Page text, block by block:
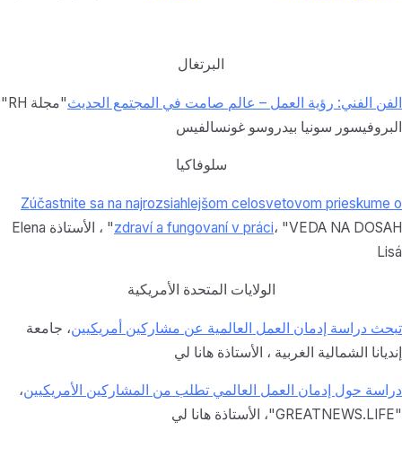
البرتغال
الفن الفني: رؤية العمل – عالم صامت في المجتمع الحديث
"مجلة RH"
البروفيسور سونيا بيدروسو غونسالفيس
سلوفاكيا
Zúčastnite sa na najrozsiahlejšom celosvetovom prieskume o
zdraví a fungovaní v práci
، "VEDA NA DOSAH" ، الأستاذة Elena
Lisá
الولايات المتحدة الأمريكية
تبحث دراسة إدمان العمل العالمية عن مشاركين أمريكيين، جامعة
إنديانا الشمالية الغربية ، الأستاذة هانا لي
دراسة حول إدمان العمل العالمي تطلب من المشاركين الأمريكيين،
"GREATNEWS.LIFE"
، الأستاذة هانا لي